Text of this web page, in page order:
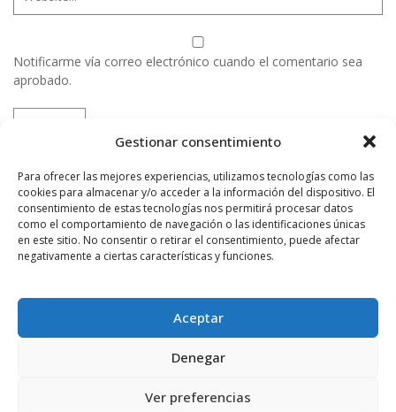
Gestionar consentimiento
Para ofrecer las mejores experiencias, utilizamos tecnologías como las
cookies para almacenar y/o acceder a la información del dispositivo. El
consentimiento de estas tecnologías nos permitirá procesar datos
como el comportamiento de navegación o las identificaciones únicas
en este sitio. No consentir o retirar el consentimiento, puede afectar
negativamente a ciertas características y funciones.
Aceptar
Denegar
Ver preferencias
Notificarme vía correo electrónico cuando el comentario sea
aprobado.
cómo se procesan los datos de tus comentarios.
PUBLICIDAD